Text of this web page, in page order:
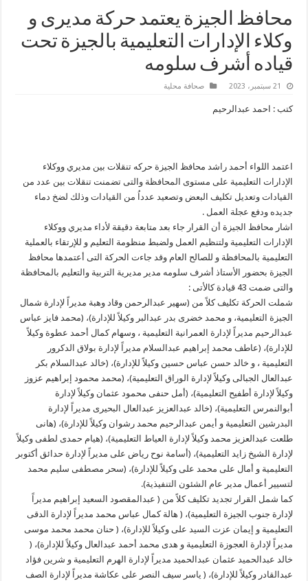
محافظ الجيزة يعتمد حركة مديرى و
وكلاء الإدارات التعليمية بالجيزة تحت
قياده أشرف سلومه
21 سبتمبر، 2023 صحافة محلية
كتب : احمد عبدالرحيم
اعتمد اللواء أحمد راشد محافظ الجيزة حركه تنقلات بين مديري ووكلاء
الإدارات التعليمية على مستوى المحافظة والتى تضمنت تنقلات بين عدد من
القيادات وتعديل تكليف البعض وتصعيد عدداُ من القيادات وذلك لضخ دماء
جديده ودفع عجلة العمل .
اشار محافظ الجيزة أن القرار جاء بعد متابعة دقيقة لأداء مديري ووكلاء
الإدارات التعليمية ولتنظيم العمل ولضبط منظومة التعليم و للإرتقاء بالعملية
التعليمية بالمحافظة و للصالح العام وقد جاءت الحركة التى أعتمدها محافظ
الجيزة بحضور الأستاذ أشرف سلومه مدير مديرية التربية والتعليم بالمحافظة
والتى ضمت 43 قيادة كالأتى :
شملت الحركة تكليف كلاً من (سهير عبدالرحمن وقاد وهبة مديراً لإدارة شمال
الجيزة التعليمية، و محمد خضرى بدر عبدالبر وكيلاً للإدارة)، (محمد فايز عباس
عبدالرحيم مديراً لإدارة العمرانية التعليمية ، وسهام كمال أحمد عطوة وكيلاً
للإدارة)، (عاطف محمد إبراهيم عبدالسلام مديراً لإدارة بولاق الدكرور
التعليمية ، و خالد حسن عباس حسين وكيلاً للإدارة)، (خالد عبدالسلام بكر
عبدالعال الجبالى وكيلاً لإدارة الوراق التعليمية)، (محمد محمود إبراهيم عزوز
وكيلاً لإدارة أطفيح التعليمية)، (أمل حنفى محمود عثمان وكيلاً لإدارة
أبوالنمرس التعليمية)، (خالد عبدالعزيز عبدالعال البحيرى مديراً لإدارة
البدرشين التعليمية و أيمن عبدالرحيم محمد رشوان وكيلاً للإدارة)، (هانى
طلعت عبدالعزيز محمد وكيلاً لإدارة العياط التعليمية)، (هيام حمدى لطفى وكيلاً
لإدارة الشيخ زايد التعليمية)، (أسامة نوح رياض على مديراً لإدارة حدائق أكتوبر
التعليمية و أمال على محمد على وكيلاً للإدارة)، (سحر مصطفى سليم محمد
لتسيير أعمال مدير عام الشئون التنفيذية).
كما شمل القرار تجديد تكليف كلاً من ( عبدالمقصود السعيد إبراهيم مديراً
لإدارة جنوب الجيزة التعليمية)، ( هالة كمال عباس محمد مديراً لإدارة الدقى
التعليمية و إيمان عزت السيد على وكيلاً للإدارة)، ( حنان محمد محمد موسى
مديراً لإدارة العجوزة التعليمية و هدى محمد أحمد عبدالعال وكيلاً للإدارة)، (
خالد عبدالحميد عثمان عبدالحميد مديراً لإدارة الهرم التعليمية و شرين فؤاد
عبدالقادر وكيلاً للإدارة)، ( ياسر سيف النصر على عكاشة مديراً لإدارة الصف